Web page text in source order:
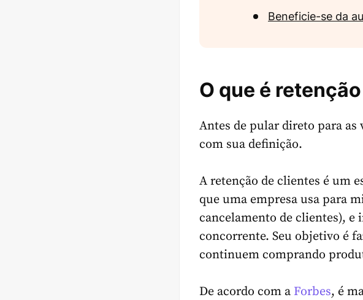
Beneficie-se da
O que é
Antes de pular direto para as
com sua definição.
A retenção de clientes é um
que uma empresa usa para
cancelamento de clientes),
concorrente. Seu objetivo é
continuem comprando
De acordo com a Forbes, é